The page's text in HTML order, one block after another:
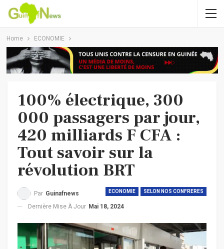
Home ECONOMIE
100% électrique, 300
000 passagers par jour,
420 milliards F CFA :
Tout savoir sur la
révolution BRT
ECONOMIE SELON NOS CONFRERES
Par Guinafnews
Dernière Mise À Jour Mai 18, 2024